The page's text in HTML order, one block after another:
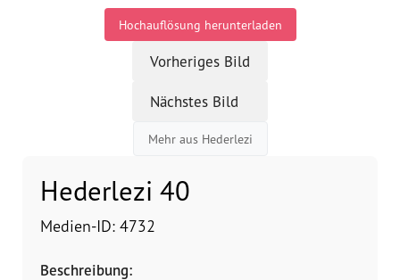
Standorte
Dachorganisationen
Hochauflösung herunterladen
Vorheriges Bild
Nächstes Bild
Mehr aus Hederlezi
Hederlezi 40
Medien-ID: 4732
Beschreibung: